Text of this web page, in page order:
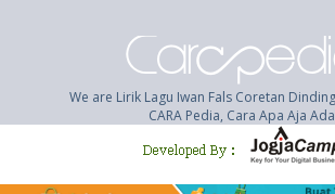
We are Lirik Lagu Iwan Fals Coretan
CARA Pedia, Cara Apa Aja